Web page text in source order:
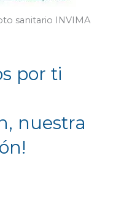
sanitario INVIMA
por ti
nuestra